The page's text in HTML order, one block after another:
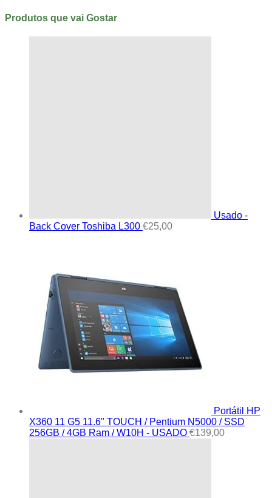
Produtos que vai Gostar
Usado -
Back Cover Toshiba L300 €25,00
Portátil HP
X360 11 G5 11.6" TOUCH / Pentium N5000 / SSD
256GB / 4GB Ram / W10H - USADO €139,00